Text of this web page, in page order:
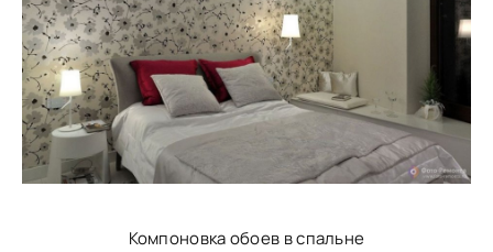
Компоновка обоев в спальне